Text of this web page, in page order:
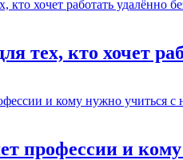
тех, кто хочет
профессии и